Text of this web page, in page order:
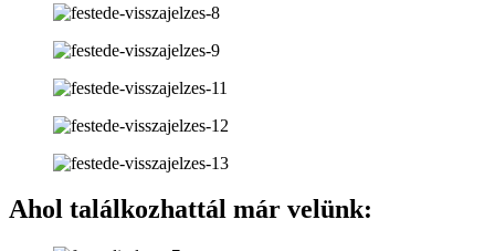
Ahol találkozhattál már velünk: